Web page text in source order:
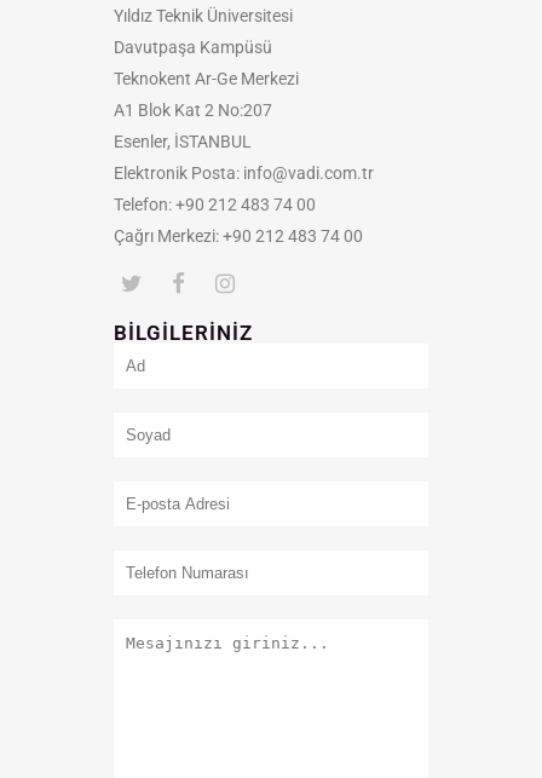
Yıldız Teknik Üniversitesi
Davutpaşa Kampüsü
Teknokent Ar-Ge Merkezi
A1 Blok Kat 2 No:207
Esenler, İSTANBUL
Elektronik Posta: info@vadi.com.tr
Telefon: +90 212 483 74 00
Çağrı Merkezi: +90 212 483 74 00
BILGILERINIZ